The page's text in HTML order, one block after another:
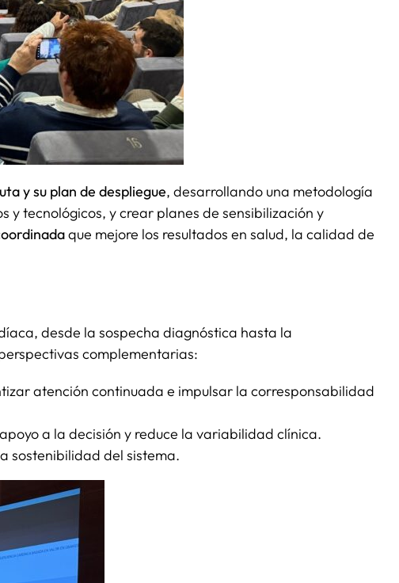
y su plan de despliegue, desarrollando una metodología
tecnológicos, y crear planes de sensibilización y
que mejore los resultados en salud, la calidad de
desde la sospecha diagnóstica hasta la
complementarias:
atención continuada e impulsar la corresponsabilidad
a la decisión y reduce la variabilidad clínica.
sostenibilidad del sistema.​